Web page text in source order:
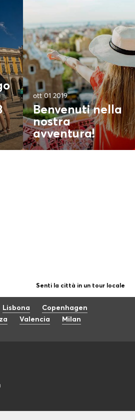
ott 01 2019
Benvenuti nella
nostra
avventura!
Senti la città in un tour locale
Lisbona
Copenhagen
Valencia
Milan